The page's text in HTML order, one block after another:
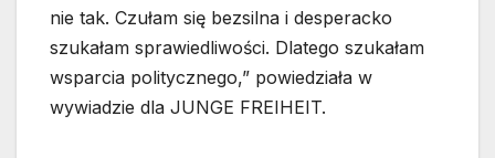
nie tak. Czułam się bezsilna i desperacko
szukałam sprawiedliwości. Dlatego szukałam
wsparcia politycznego,” powiedziała w
wywiadzie dla JUNGE FREIHEIT.